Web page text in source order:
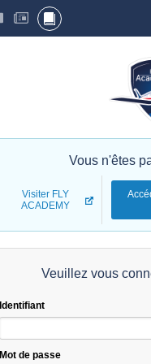
Vous n'êtes
Visiter FLY
ACADEMY
Veuillez vous
Identifiant
Mot de passe